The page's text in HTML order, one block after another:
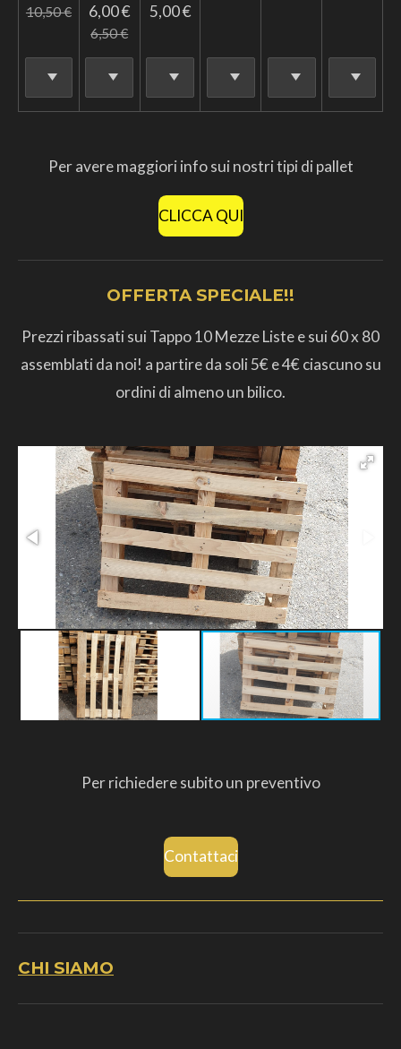
10,50 € 6,00 €
6,50 €
5,00 €
Per avere maggiori info sui nostri tipi di pallet
CLICCA QUI
OFFERTA SPECIALE!!
Prezzi ribassati sui Tappo 10 Mezze Liste e sui 60 x 80
assemblati da noi! a partire da soli 5€ e 4€ ciascuno su
ordini di almeno un bilico.
Per richiedere subito un preventivo
Contattaci
CHI SIAMO